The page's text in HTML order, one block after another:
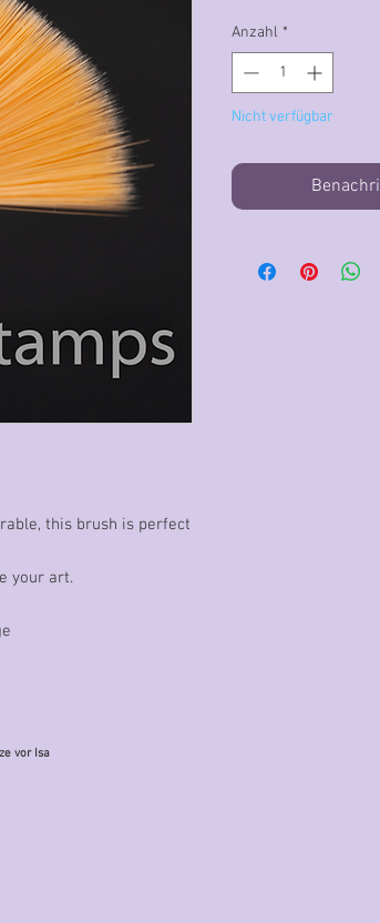
this brush is perfect
your art.
Anzahl *
Nicht verfügbar
vor Isa